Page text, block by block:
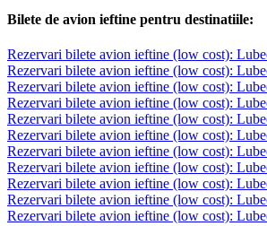
Bilete de avion ieftine pentru destinatiile:
Rezervari bilete avion ieftine (low cost):
Rezervari bilete avion ieftine (low cost):
Rezervari bilete avion ieftine (low cost):
Rezervari bilete avion ieftine (low cost):
Rezervari bilete avion ieftine (low cost):
Rezervari bilete avion ieftine (low cost):
Rezervari bilete avion ieftine (low cost):
Rezervari bilete avion ieftine (low cost):
Rezervari bilete avion ieftine (low cost):
Rezervari bilete avion ieftine (low cost):
Rezervari bilete avion ieftine (low cost):